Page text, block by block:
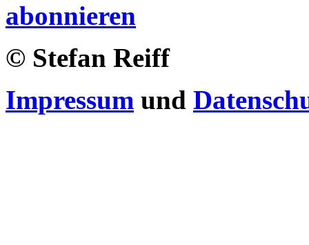
abonnieren
© Stefan Reiff
Impressum und